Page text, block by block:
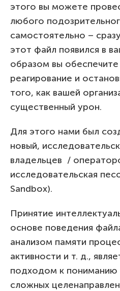
этого вы можете
любого
самостоятельно –
этот файл появился в
образом вы
реагирование и
того, как вашей
существенный урон.
Для этого нами был
новый,
владельцев /
исследовательская
Sandbox).
Принятие
основе поведения
анализом памяти
активности и т. д.,
подходом к пониманию
сложных